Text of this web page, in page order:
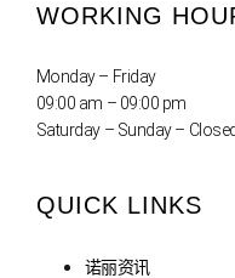
WORKING
Monday – Friday
09:00 am – 09:00 pm
Saturday – Sunday –
QUICK LINKS
诺丽资讯